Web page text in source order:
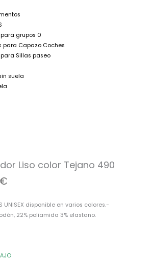
grupos 0
para Capazo Coches
Sillas paseo
suela
Liso color Tejano 490
€
12,50€
16,50€
UNISEX disponible en varios colores.-
22% poliamida 3% elastano.